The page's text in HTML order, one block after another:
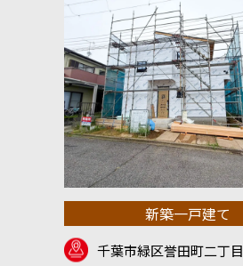
新築一戸建て
千葉市緑区誉田町二丁目